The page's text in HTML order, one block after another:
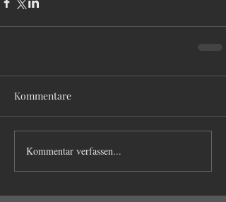
Kommentare
Kommentar verfassen...